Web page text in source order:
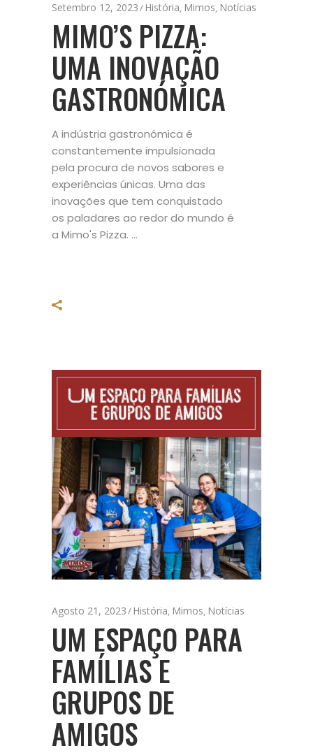
Setembro 12, 2023 História, Mimos, Notícias
MIMO’S PIZZA:
UMA INOVAÇÃO
GASTRONÓMICA
A indústria gastronómica é
constantemente impulsionada
pela procura de novos sabores e
experiências únicas. Uma das
inovações que tem conquistado
os paladares ao redor do mundo é
a Mimo's Pizza.
Agosto 21, 2023 História, Mimos, Notícias
UM ESPAÇO PARA
FAMÍLIAS E
GRUPOS DE
AMIGOS